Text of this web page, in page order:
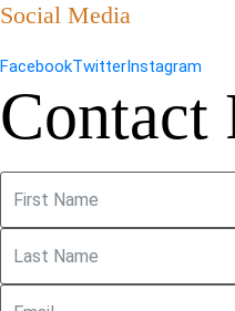
Social Media
FacebookTwitterInstagram
Contact